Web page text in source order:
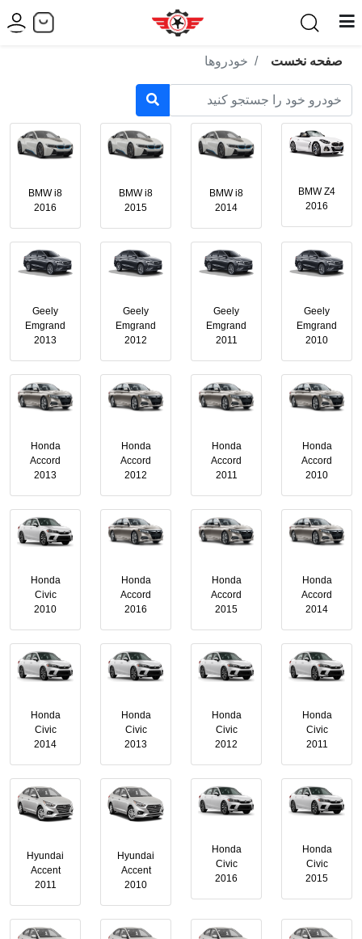
صفحه نخست خودروها
BMW Z4
2016
BMW i8
2014
BMW i8
2015
BMW i8
2016
Geely
Emgrand
2010
Geely
Emgrand
2011
Geely
Emgrand
2012
Geely
Emgrand
2013
Honda
Accord
2010
Honda
Accord
2011
Honda
Accord
2012
Honda
Accord
2013
Honda
Accord
2014
Honda
Accord
2015
Honda
Accord
2016
Honda
Civic
2010
Honda
Civic
2011
Honda
Civic
2012
Honda
Civic
2013
Honda
Civic
2014
Honda
Civic
2015
Honda
Civic
2016
Hyundai
Accent
2010
Hyundai
Accent
2011